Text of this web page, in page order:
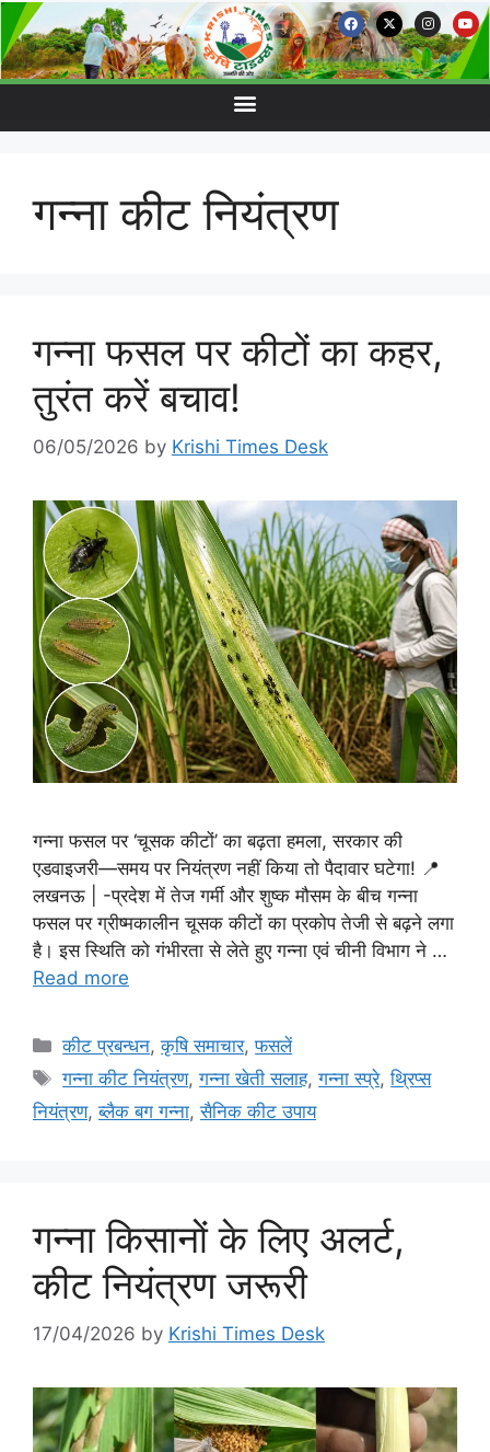
गन्ना कीट नियंत्रण
गन्ना फसल पर कीटों का कहर,
तुरंत करें बचाव!
06/05/2026 by Krishi Times Desk
गन्ना फसल पर ‘चूसक कीटों’ का बढ़ता हमला, सरकार की
एडवाइजरी—समय पर नियंत्रण नहीं किया तो पैदावार घटेगा! 📍
लखनऊ | -प्रदेश में तेज गर्मी और शुष्क मौसम के बीच गन्ना
फसल पर ग्रीष्मकालीन चूसक कीटों का प्रकोप तेजी से बढ़ने लगा
है। इस स्थिति को गंभीरता से लेते हुए गन्ना एवं चीनी विभाग ने …
Read more
कीट प्रबन्धन,कृषि समाचार,फसलें
गन्ना कीट नियंत्रण,गन्ना खेती सलाह,गन्ना स्प्रे,थ्रिप्स
नियंत्रण,ब्लैक बग गन्ना,सैनिक कीट उपाय
गन्ना किसानों के लिए अलर्ट,
कीट नियंत्रण जरूरी
17/04/2026 by Krishi Times Desk